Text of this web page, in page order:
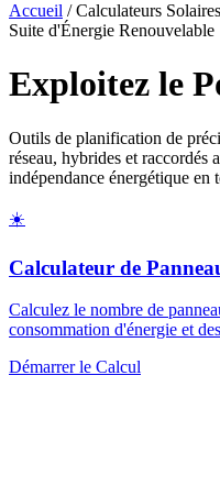
Accueil / Calculateurs Solaires
Suite d'Énergie Renouvelable
Exploitez le
Outils de planification de
réseau, hybrides et raccordés
indépendance énergétique en
☀️
Calculateur de
Calculez le nombre de
consommation d'énergie et
Démarrer le Calcul